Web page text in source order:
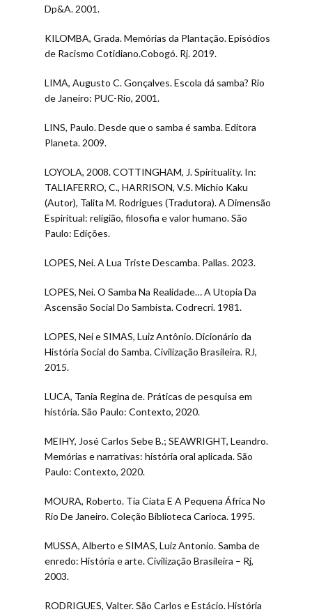
Dp&A. 2001.
KILOMBA, Grada. Memórias da Plantação. Episódios
de Racismo Cotidiano.Cobogó. Rj. 2019.
LIMA, Augusto C. Gonçalves. Escola dá samba? Rio
de Janeiro: PUC-Rio, 2001.
LINS, Paulo. Desde que o samba é samba. Editora
Planeta. 2009.
LOYOLA, 2008. COTTINGHAM, J. Spirituality. In:
TALIAFERRO, C., HARRISON, V.S. Michio Kaku
(Autor), Talita M. Rodrigues (Tradutora). A Dimensão
Espiritual: religião, filosofia e valor humano. São
Paulo: Edições.
LOPES, Nei. A Lua Triste Descamba. Pallas. 2023.
LOPES, Nei. O Samba Na Realidade… A Utopia Da
Ascensão Social Do Sambista. Codrecri. 1981.
LOPES, Nei e SIMAS, Luiz Antônio. Dicionário da
História Social do Samba. Civilização Brasileira. RJ,
2015.
LUCA, Tania Regina de. Práticas de pesquisa em
história. São Paulo: Contexto, 2020.
MEIHY, José Carlos Sebe B.; SEAWRIGHT, Leandro.
Memórias e narrativas: história oral aplicada. São
Paulo: Contexto, 2020.
MOURA, Roberto. Tia Ciata E A Pequena África No
Rio De Janeiro. Coleção Biblioteca Carioca. 1995.
MUSSA, Alberto e SIMAS, Luiz Antonio. Samba de
enredo: História e arte. Civilização Brasileira – Rj,
2003.
RODRIGUES, Valter. São Carlos e Estácio. História